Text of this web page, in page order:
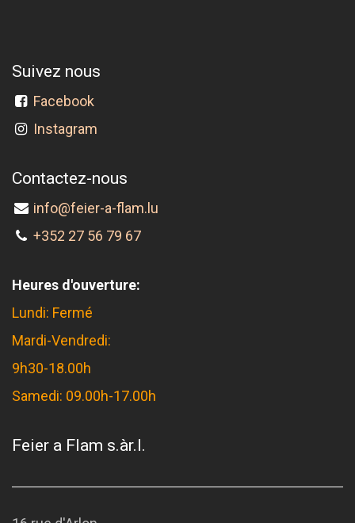
Suivez nous
Facebook
Instagram
Contactez-nous
info@feier-a-flam.lu
+352 27 56 79 67
Heures d'ouverture:
Lundi: Fermé
Mardi-Vendredi:
9h30-18.00h
Samedi: 09.00h-17.00h
Feier a Flam s.àr.l.